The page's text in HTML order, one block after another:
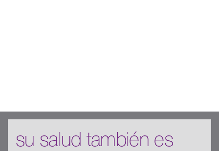
su salud también es